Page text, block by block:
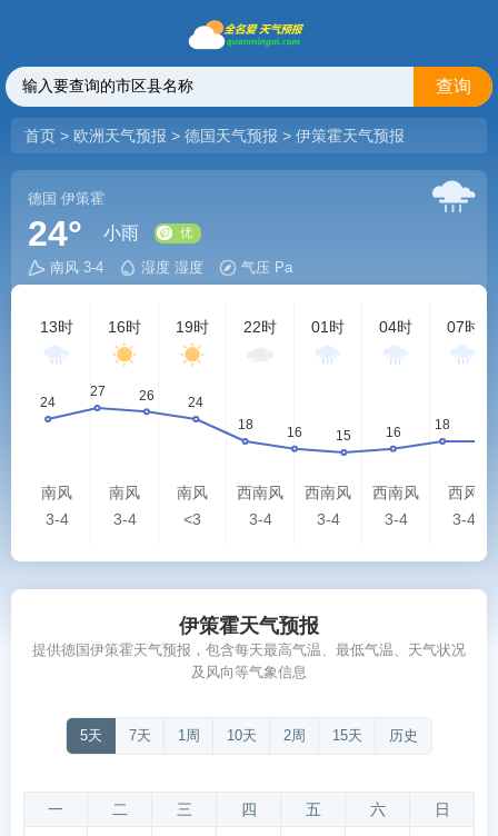
查询
首页 > 欧洲天气预报 > 德国天气预报 > 伊策霍天气预报
德国 伊策霍
24° 小雨
南风 3-4 湿度 湿度 气压 Pa
13时
南风
3-4
16时
南风
3-4
19时
南风
<3
22时
西南风
3-4
01时
西南风
3-4
04时
西南风
3-4
07时
西风
3-4
伊策霍天气预报
提供德国伊策霍天气预报，包含每天最高气温、最低气温、天气状况
及风向等气象信息
5天 7天 1周 10天 2周 15天 历史
一 二 三 四 五 六 日